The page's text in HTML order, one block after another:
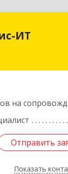
ИТ
на
Отправить
Показать
Ингушетия
Отправить
Назад